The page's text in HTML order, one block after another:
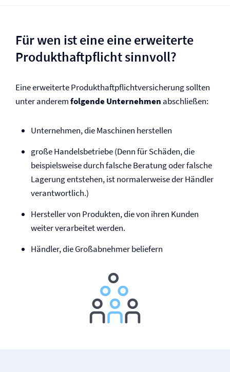
Für wen ist eine eine erweiterte
Produkt­haftpflicht sinnvoll?
Eine erweiterte Produkt­haftpflicht­versicherung sollten
unter anderemfolgende Unternehmen abschließen:
Unternehmen, die Maschinen herstellen
große Handelsbetriebe (Denn für Schäden, die
beispielsweise durch falsche Beratung oder falsche
Lagerung entstehen, ist normalerweise der Händler
verantwortlich.)
Hersteller von Produkten, die von ihren Kunden
weiter verarbeitet werden.
Händler, die Großabnehmer beliefern